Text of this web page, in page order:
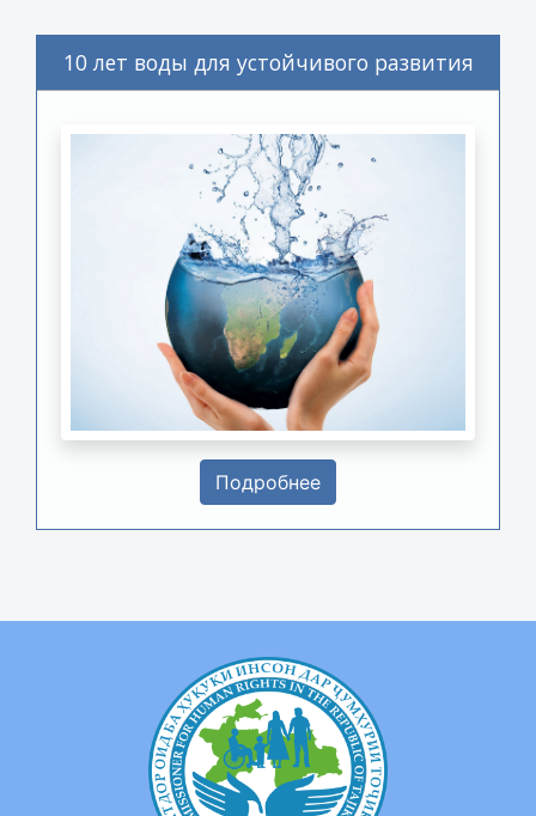
10 лет воды для устойчивого развития
Подробнее